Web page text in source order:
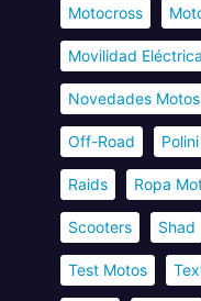
Motocross
Movilidad Eléctrica
Novedades Motos
Off-Road Polini
Raids Ropa
Scooters Shad
Test Motos